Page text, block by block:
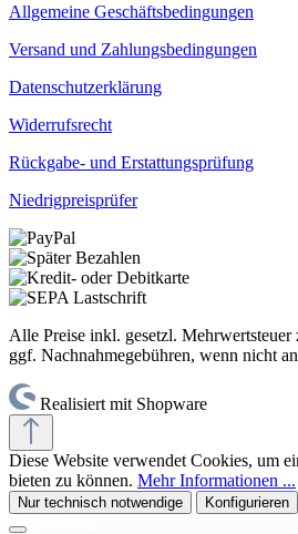
Allgemeine Geschäftsbedingungen
Versand und Zahlungsbedingungen
Datenschutzerklärung
Widerrufsrecht
Rückgabe- und Erstattungsprüfung
Niedrigpreisprüfer
Alle Preise inkl. gesetzl. Mehrwertsteuer
ggf. Nachnahmegebühren, wenn nicht
Realisiert mit Shopware
Diese Website verwendet Cookies, um
bieten zu können. Mehr Informationen ...
Nur technisch notwendige Konfigurieren